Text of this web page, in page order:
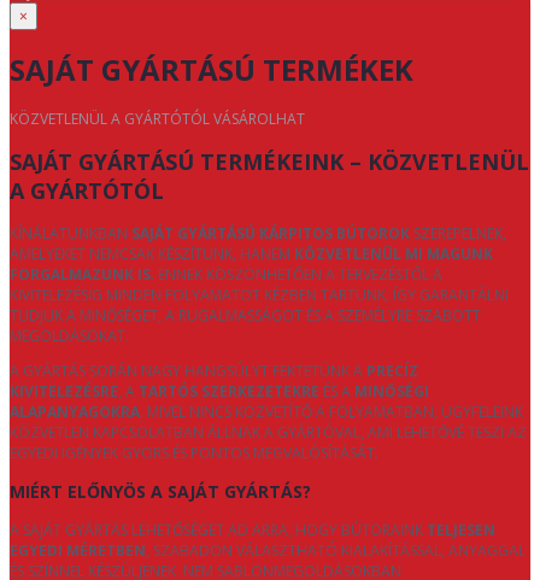
×
SAJÁT GYÁRTÁSÚ TERMÉKEK
KÖZVETLENÜL A GYÁRTÓTÓL VÁSÁROLHAT
SAJÁT GYÁRTÁSÚ TERMÉKEINK – KÖZVETLENÜL
A GYÁRTÓTÓL
KÍNÁLATUNKBAN SAJÁT GYÁRTÁSÚ KÁRPITOS BÚTOROK SZEREPELNEK,
AMELYEKET NEMCSAK KÉSZÍTÜNK, HANEM KÖZVETLENÜL MI MAGUNK
FORGALMAZUNK IS. ENNEK KÖSZÖNHETŐEN A TERVEZÉSTŐL A
KIVITELEZÉSIG MINDEN FOLYAMATOT KÉZBEN TARTUNK, ÍGY GARANTÁLNI
TUDJUK A MINŐSÉGET, A RUGALMASSÁGOT ÉS A SZEMÉLYRE SZABOTT
MEGOLDÁSOKAT.
A GYÁRTÁS SORÁN NAGY HANGSÚLYT FEKTETÜNK A PRECÍZ
KIVITELEZÉSRE, A TARTÓS SZERKEZETEKRE ÉS A MINŐSÉGI
ALAPANYAGOKRA. MIVEL NINCS KÖZVETÍTŐ A FOLYAMATBAN, ÜGYFELEINK
KÖZVETLEN KAPCSOLATBAN ÁLLNAK A GYÁRTÓVAL, AMI LEHETŐVÉ TESZI AZ
EGYEDI IGÉNYEK GYORS ÉS PONTOS MEGVALÓSÍTÁSÁT.
MIÉRT ELŐNYÖS A SAJÁT GYÁRTÁS?
A SAJÁT GYÁRTÁS LEHETŐSÉGET AD ARRA, HOGY BÚTORAINK TELJESEN
EGYEDI MÉRETBEN, SZABADON VÁLASZTHATÓ KIALAKÍTÁSSAL, ANYAGGAL
ÉS SZÍNNEL KÉSZÜLJENEK. NEM SABLONMEGOLDÁSOKBAN